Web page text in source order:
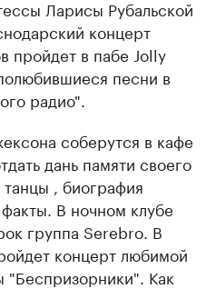
Ларисы Рубальской
концерт
пройдет в пабе Jolly
песни в
радио".
соберутся в кафе
дань памяти своего
, биография
В ночном клубе
группа Serebro. В
концерт любимой
"Беспризорники". Как